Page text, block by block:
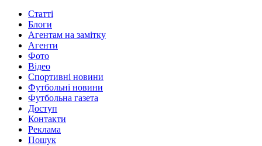
Статті
Блоги
Агентам на замітку
Агенти
Фото
Відео
Спортивні новини
Футбольні новини
Футбольна газета
Доступ
Контакти
Реклама
Пошук